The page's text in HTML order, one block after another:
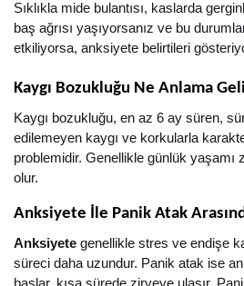
Sıklıkla mide bulantısı, kaslarda
baş ağrısı yaşıyorsanız ve bu
etkiliyorsa, anksiyete belirtileri
Kaygı Bozukluğu Ne Anlama
Kaygı bozukluğu, en az 6 ay süren,
edilemeyen kaygı ve korkularla
problemidir. Genellikle günlük yaşamı
olur.
Anksiyete İle Panik Atak
Anksiyete genellikle stres ve endişe
süreci daha uzundur. Panik atak ise